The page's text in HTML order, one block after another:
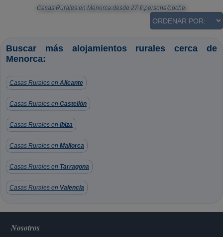
Casas Rurales en Menorca desde 27€ persona/noche.
Buscar más alojamientos rurales cerca de
Menorca:
Casas Rurales en Alicante
Casas Rurales en Castellón
Casas Rurales en Ibiza
Casas Rurales en Mallorca
Casas Rurales en Tarragona
Casas Rurales en Valencia
Nosotros